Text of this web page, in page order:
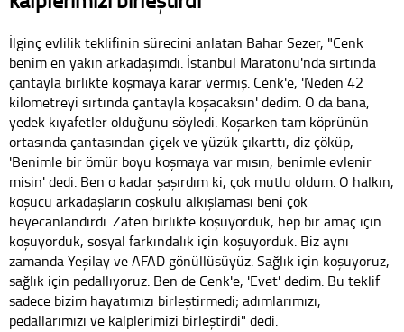
İlginç evlilik teklifinin sürecini anlatan Bahar Sezer, "Cenk
benim en yakın arkadaşımdı. İstanbul Maratonu'nda sırtında
çantayla birlikte koşmaya karar vermiş. Cenk'e, 'Neden 42
kilometreyi sırtında çantayla koşacaksın' dedim. O da bana,
yedek kıyafetler olduğunu söyledi. Koşarken tam köprünün
ortasında çantasından çiçek ve yüzük çıkarttı, diz çöküp,
'Benimle bir ömür boyu koşmaya var mısın, benimle evlenir
misin' dedi. Ben o kadar şaşırdım ki, çok mutlu oldum. O halkın,
koşucu arkadaşların coşkulu alkışlaması beni çok
heyecanlandırdı. Zaten birlikte koşuyorduk, hep bir amaç için
koşuyorduk, sosyal farkındalık için koşuyorduk. Biz aynı
zamanda Yeşilay ve AFAD gönüllüsüyüz. Sağlık için koşuyoruz,
sağlık için pedallıyoruz. Ben de Cenk'e, 'Evet' dedim. Bu teklif
sadece bizim hayatımızı birleştirmedi; adımlarımızı,
pedallarımızı ve kalplerimizi birleştirdi" dedi.